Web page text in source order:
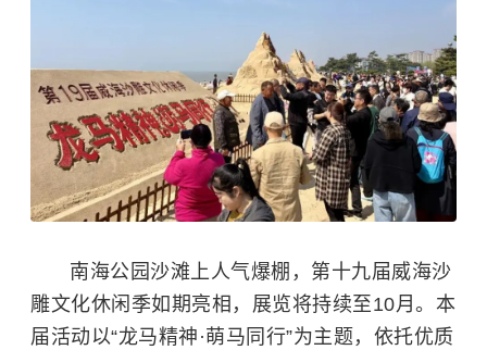
南海公园沙滩上人气爆棚，第十九届威海沙
雕文化休闲季如期亮相，展览将持续至10月。本
届活动以“龙马精神·萌马同行”为主题，依托优质